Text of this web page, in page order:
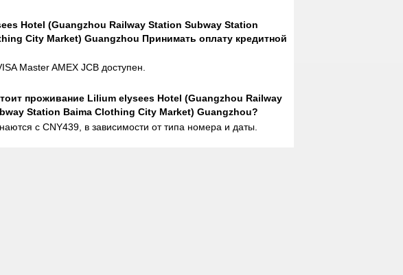
Hotel (Guangzhou Railway Station Subway Station
City Market) Guangzhou Принимать оплату кредитной
Master AMEX JCB доступен.
проживаниe Lilium elysees Hotel (Guangzhou Railway
Station Baima Clothing City Market) Guangzhou?
с CNY439, в зависимости от типа номера и даты.